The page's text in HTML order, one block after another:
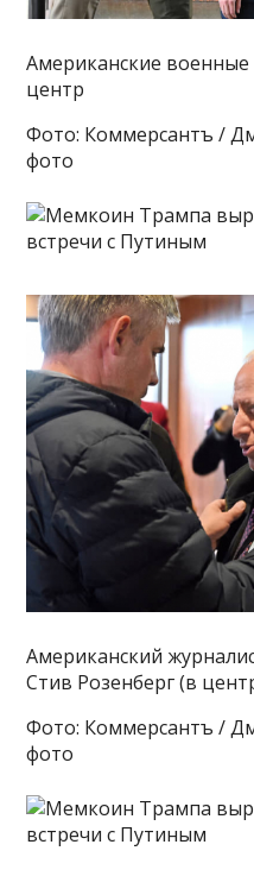
Американские
центр
Фото: Коммерсантъ /
фото
Американский
Стив Розенберг (в
Фото: Коммерсантъ /
фото